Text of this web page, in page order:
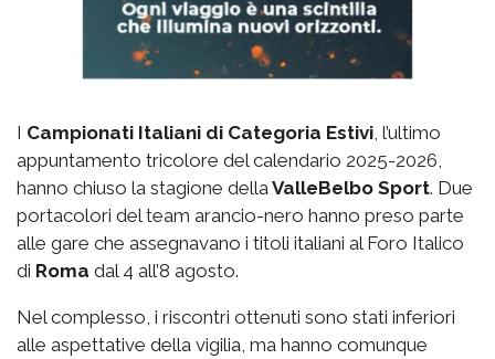
I Campionati Italiani di Categoria Estivi , l’ultimo
appuntamento tricolore del calendario 2025-2026,
hanno chiuso la stagione dellaValleBelbo Sport. Due
portacolori del team arancio-nero hanno preso parte
alle gare che assegnavano i titoli italiani al Foro Italico
di Roma dal 4 all’8 agosto.
Nel complesso, i riscontri ottenuti sono stati inferiori
alle aspettative della vigilia, ma hanno comunque